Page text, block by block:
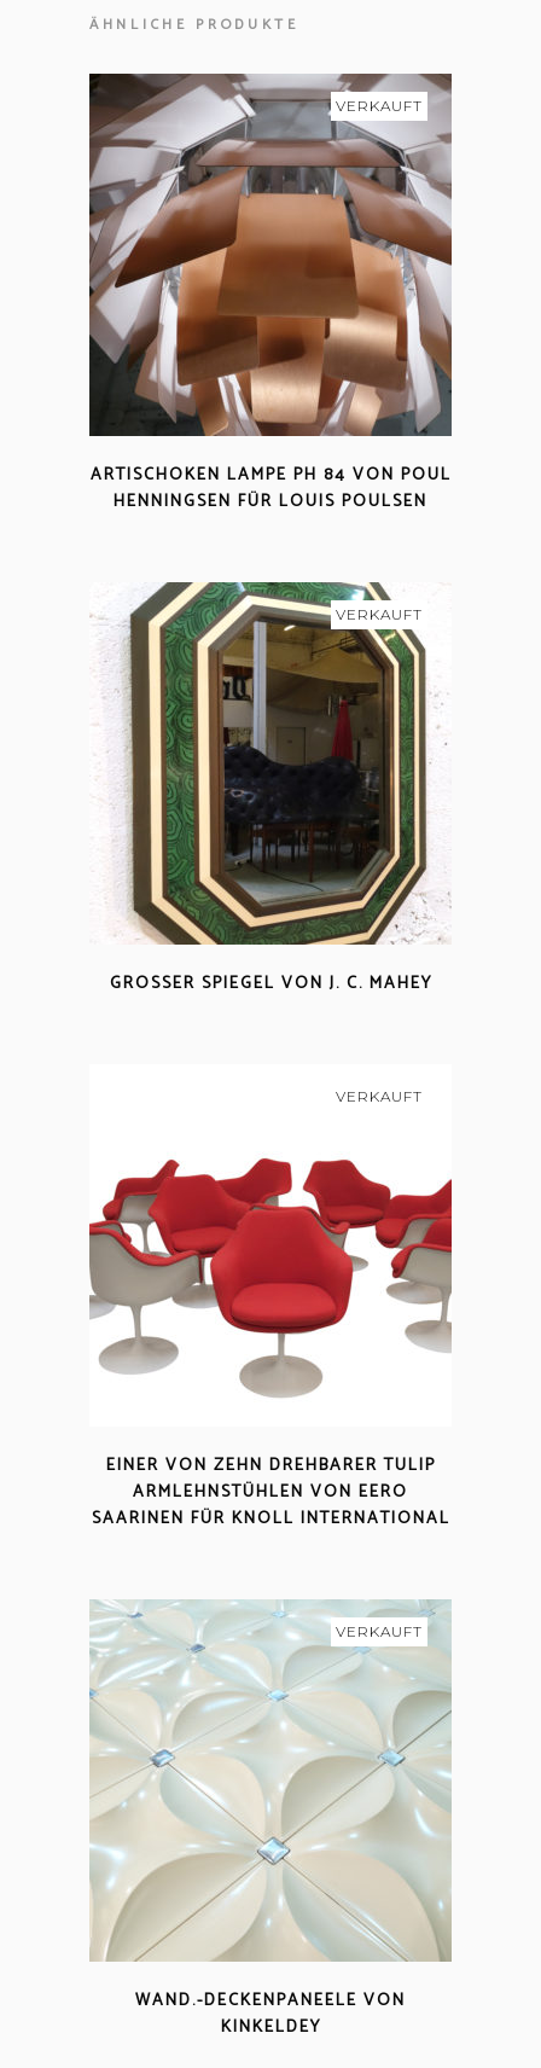
ÄHNLICHE PRODUKTE
VERKAUFT
ARTISCHOKEN LAMPE PH 84 VON POUL
HENNINGSEN FÜR LOUIS POULSEN
VERKAUFT
GROSSER SPIEGEL VON J. C. MAHEY
VERKAUFT
EINER VON ZEHN DREHBARER TULIP
ARMLEHNSTÜHLEN VON EERO
SAARINEN FÜR KNOLL INTERNATIONAL
VERKAUFT
WAND.-DECKENPANEELE VON
KINKELDEY